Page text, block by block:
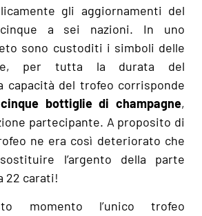
gli aggiornamenti del
a sei nazioni. In uno
sono custoditi i simboli delle
per tutta la durata del
capacità del trofeo corrisponde
cinque bottiglie di champagne,
partecipante. A proposito di
ne era così deteriorato che
l’argento della parte
22 carati!
momento l’unico trofeo